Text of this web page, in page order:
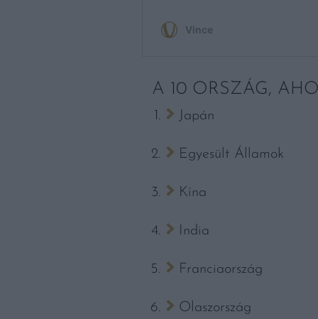
A 10 ORSZÁG,
Japán
Egyesült Államok
Kína
India
Franciaország
Olaszország